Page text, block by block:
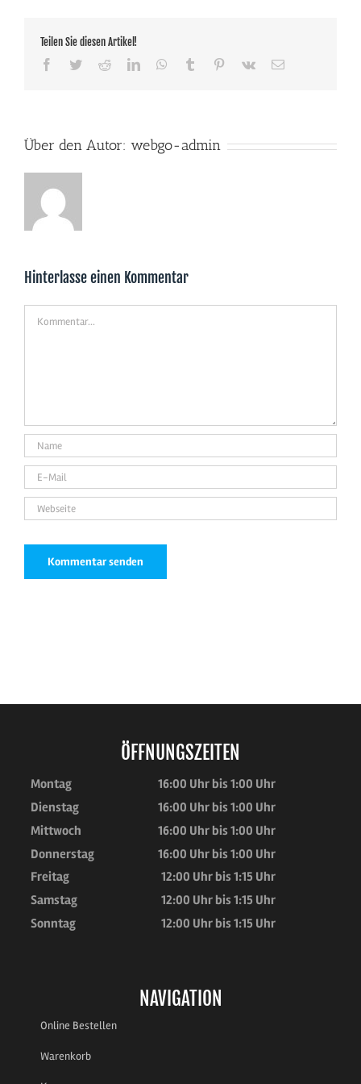
Teilen Sie diesen Artikel!
Facebook
TwitterRedditLinkedInWhatsApp
Tumblr Pinterest
Vk
E-
Über den Autor: webgo-admin
Hinterlasse einen Kommentar
ÖFFNUNGSZEITEN
Montag
16:00 Uhr bis 1:00 Uhr
Dienstag
16:00 Uhr bis 1:00 Uhr
Mittwoch
16:00 Uhr bis 1:00 Uhr
Donnerstag
16:00 Uhr bis 1:00 Uhr
Freitag
12:00 Uhr bis 1:15 Uhr
Samstag
12:00 Uhr bis 1:15 Uhr
Sonntag
12:00 Uhr bis 1:15 Uhr
NAVIGATION
Online Bestellen
Warenkorb